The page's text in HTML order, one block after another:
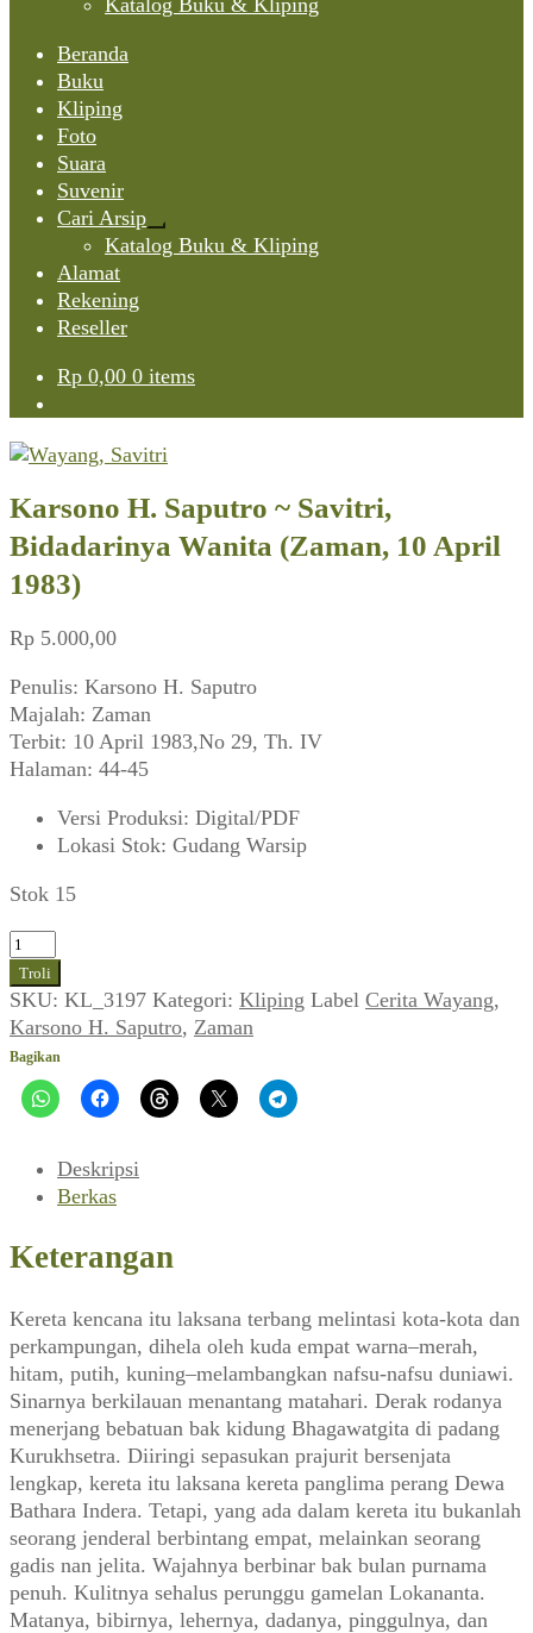
Katalog Buku & Kliping
Beranda
Buku
Kliping
Foto
Suara
Suvenir
Cari Arsip
Expand
child
Katalog Buku & Kliping
Alamat
Rekening
Reseller
Rp 0,00 0 items
Karsono H. Saputro ~ Savitri,
Bidadarinya Wanita (Zaman, 10 April
1983)
Rp 5.000,00
Penulis: Karsono H. Saputro
Majalah: Zaman
Terbit: 10 April 1983,No 29, Th. IV
Halaman: 44-45
Versi Produksi: Digital/PDF
Lokasi Stok: Gudang Warsip
Stok 15
Kuantitas
Karsono
H.
Saputro
~
Savitri,
Bidadarinya
(Zaman,
1983)
Troli
SKU: KL_3197 Kategori: Kliping Label Cerita Wayang,
Karsono H. Saputro, Zaman
Bagikan
Deskripsi
Berkas
Keterangan
Kereta kencana itu laksana terbang melintasi kota-kota dan
perkampungan, dihela oleh kuda empat warna–merah,
hitam, putih, kuning–melambangkan nafsu-nafsu duniawi.
Sinarnya berkilauan menantang matahari. Derak rodanya
menerjang bebatuan bak kidung Bhagawatgita di padang
Kurukhsetra. Diiringi sepasukan prajurit bersenjata
lengkap, kereta itu laksana kereta panglima perang Dewa
Bathara Indera. Tetapi, yang ada dalam kereta itu bukanlah
seorang jenderal berbintang empat, melainkan seorang
gadis nan jelita. Wajahnya berbinar bak bulan purnama
penuh. Kulitnya sehalus perunggu gamelan Lokananta.
Matanya, bibirnya, lehernya, dadanya, pinggulnya, dan